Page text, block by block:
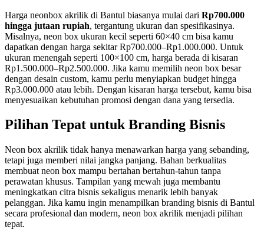
Harga neonbox akrilik di Bantul biasanya mulai dari Rp700.000
hingga jutaan rupiah, tergantung ukuran dan spesifikasinya.
Misalnya, neon box ukuran kecil seperti 60×40 cm bisa kamu
dapatkan dengan harga sekitar Rp700.000–Rp1.000.000. Untuk
ukuran menengah seperti 100×100 cm, harga berada di kisaran
Rp1.500.000–Rp2.500.000. Jika kamu memilih neon box besar
dengan desain custom, kamu perlu menyiapkan budget hingga
Rp3.000.000 atau lebih. Dengan kisaran harga tersebut, kamu bisa
menyesuaikan kebutuhan promosi dengan dana yang tersedia.
Pilihan Tepat untuk Branding Bisnis
Neon box akrilik tidak hanya menawarkan harga yang sebanding,
tetapi juga memberi nilai jangka panjang. Bahan berkualitas
membuat neon box mampu bertahan bertahun-tahun tanpa
perawatan khusus. Tampilan yang mewah juga membantu
meningkatkan citra bisnis sekaligus menarik lebih banyak
pelanggan. Jika kamu ingin menampilkan branding bisnis di Bantul
secara profesional dan modern, neon box akrilik menjadi pilihan
tepat.